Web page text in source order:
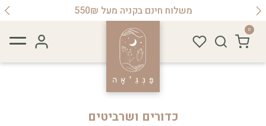
הטבת יומולדת לחברות מועדון 15%הנחה
0
כדורים ושרביטים